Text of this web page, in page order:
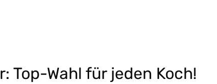
Top-Wahl für jeden Koch!